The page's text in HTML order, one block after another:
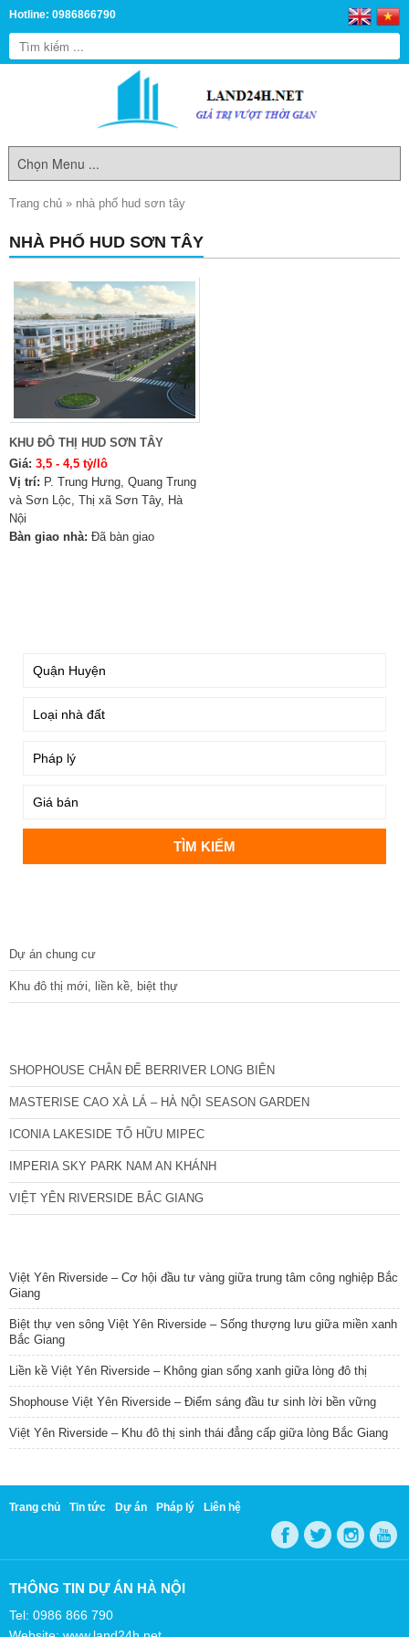
Hotline: 0986866790
Trang chủ » nhà phố hud sơn tây
NHÀ PHỐ HUD SƠN TÂY
KHU ĐÔ THỊ HUD SƠN TÂY
Giá: 3,5 - 4,5 tỷ/lô
Vị trí: P. Trung Hưng, Quang Trung
và Sơn Lộc, Thị xã Sơn Tây, Hà
Nội
Bàn giao nhà: Đã bàn giao
Dự án chung cư
Khu đô thị mới, liền kề, biệt thự
SHOPHOUSE CHÂN ĐẾ BERRIVER LONG BIÊN
MASTERISE CAO XÀ LÁ – HÀ NỘI SEASON GARDEN
ICONIA LAKESIDE TỐ HỮU MIPEC
IMPERIA SKY PARK NAM AN KHÁNH
VIỆT YÊN RIVERSIDE BẮC GIANG
Việt Yên Riverside – Cơ hội đầu tư vàng giữa trung tâm công nghiệp Bắc
Giang
Biệt thự ven sông Việt Yên Riverside – Sống thượng lưu giữa miền xanh
Bắc Giang
Liền kề Việt Yên Riverside – Không gian sống xanh giữa lòng đô thị
Shophouse Việt Yên Riverside – Điểm sáng đầu tư sinh lời bền vững
Việt Yên Riverside – Khu đô thị sinh thái đẳng cấp giữa lòng Bắc Giang
Trang chủ Tin tức Dự án Pháp lý Liên hệ
THÔNG TIN DỰ ÁN HÀ NỘI
Tel: 0986 866 790